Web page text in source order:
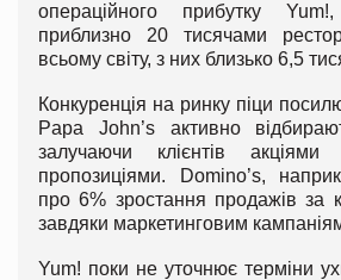
операційного прибутку
приблизно 20 тисячами
всьому світу, з них близько 6,5
Конкуренція на ринку піци
Papa John’s активно
залучаючи клієнтів
пропозиціями. Domino’s,
про 6% зростання продажів за
завдяки маркетинговим
Yum! поки не уточнює терміни